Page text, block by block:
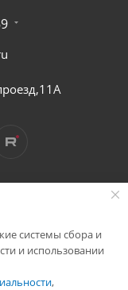
покрытий
системы сбора и
и использовании
,